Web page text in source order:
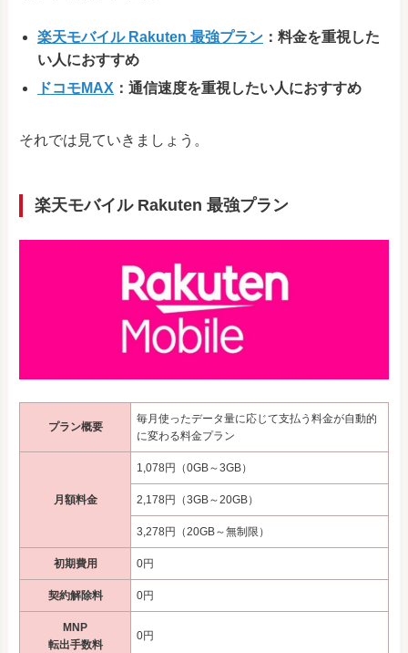
楽天モバイル Rakuten 最強プラン ：料金を重視した
い人におすすめ
ドコモMAX ：通信速度を重視したい人におすすめ
それでは見ていきましょう。
楽天モバイル Rakuten 最強プラン
プラン概要
毎月使ったデータ量に応じて支払う料金が自動的
に変わる料金プラン
月額料金
1,078円（0GB～3GB）
2,178円（3GB～20GB）
3,278円（20GB～無制限）
初期費用 0円
契約解除料 0円
MNP
転出手数料
0円